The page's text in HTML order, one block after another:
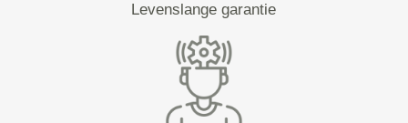
Levenslange garantie